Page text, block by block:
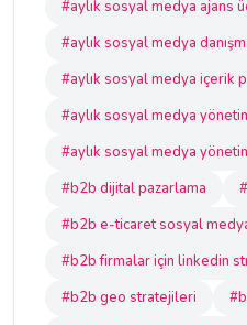
#aylık sosyal medya ajans
#aylık sosyal medya
#aylık sosyal medya içerik
#aylık sosyal medya
#aylık sosyal medya
#b2b dijital pazarlama
#b2b e-ticaret sosyal
#b2b firmalar için linkedin
#b2b geo stratejileri